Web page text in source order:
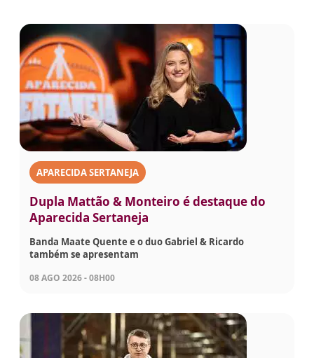
APARECIDA SERTANEJA
Dupla Mattão & Monteiro é destaque do
Aparecida Sertaneja
Banda Maate Quente e o duo Gabriel & Ricardo
também se apresentam
08 AGO 2026 - 08H00